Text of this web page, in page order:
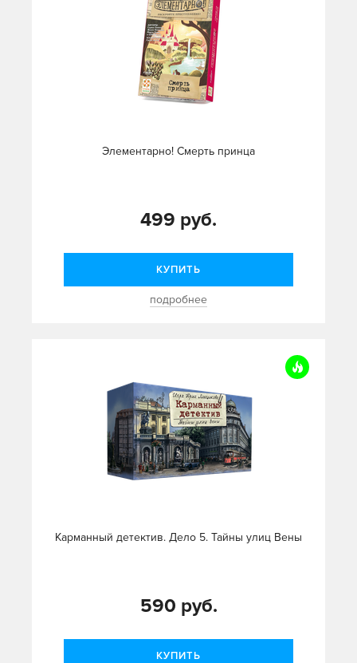
Элементарно! Смерть принца
499 руб.
КУПИТЬ
подробнее
Карманный детектив. Дело 5. Тайны улиц Вены
590 руб.
КУПИТЬ